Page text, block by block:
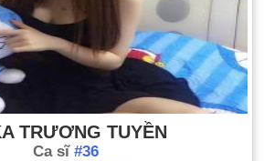
TRƯƠNG TUYỀN
Ca sĩ #36